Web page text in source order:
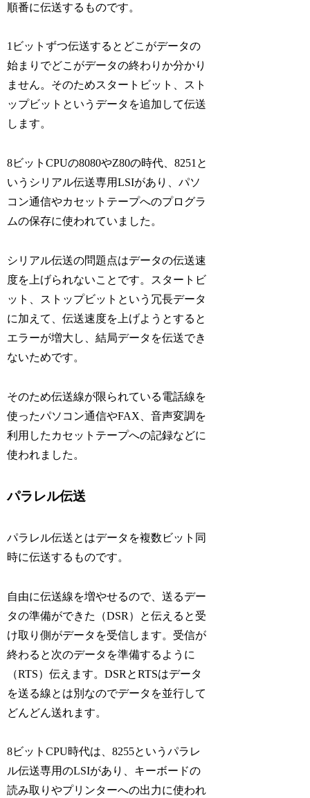
順番に伝送するものです。
1ビットずつ伝送するとどこがデータの
始まりでどこがデータの終わりか分かり
ません。そのためスタートビット、スト
ップビットというデータを追加して伝送
します。
8ビットCPUの8080やZ80の時代、8251と
いうシリアル伝送専用LSIがあり、パソ
コン通信やカセットテープへのプログラ
ムの保存に使われていました。
シリアル伝送の問題点はデータの伝送速
度を上げられないことです。スタートビ
ット、ストップビットという冗長データ
に加えて、伝送速度を上げようとすると
エラーが増大し、結局データを伝送でき
ないためです。
そのため伝送線が限られている電話線を
使ったパソコン通信やFAX、音声変調を
利用したカセットテープへの記録などに
使われました。
パラレル伝送
パラレル伝送とはデータを複数ビット同
時に伝送するものです。
自由に伝送線を増やせるので、送るデー
タの準備ができた（DSR）と伝えると受
け取り側がデータを受信します。受信が
終わると次のデータを準備するように
（RTS）伝えます。DSRとRTSはデータ
を送る線とは別なのでデータを並行して
どんどん送れます。
8ビットCPU時代は、8255というパラレ
ル伝送専用のLSIがあり、キーボードの
読み取りやプリンターへの出力に使われ